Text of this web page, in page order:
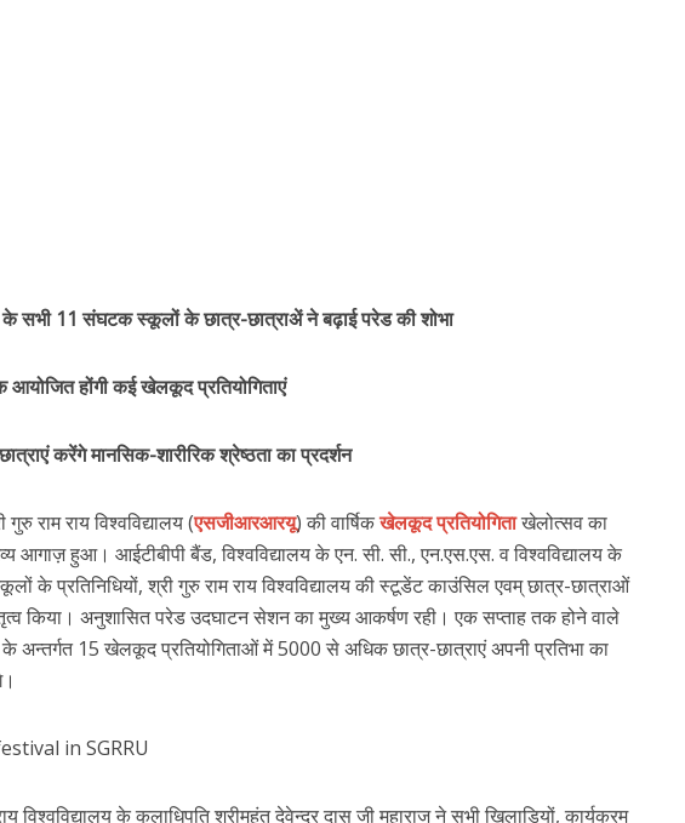
के सभी 11 संघटक स्कूलों के छात्र-छात्राअें ने बढ़ाई परेड की शोभा
आयोजित होंगी कई खेलकूद प्रतियोगिताएं
करेंगे मानसिक-शारीरिक श्रेष्ठता का प्रदर्शन
गुरु राम राय विश्वविद्यालय (एसजीआरआरयू) की वार्षिकखेलकूद प्रतियोगिताखेलोत्सव का
आगाज़ हुआ। आईटीबीपी बैंड, विश्वविद्यालय के एन. सी. सी., एन.एस.एस. व विश्वविद्यालय के
के प्रतिनिधियों, श्री गुरु राम राय विश्वविद्यालय की स्टूडेंट काउंसिल एवम् छात्र-छात्राओं
किया। अनुशासित परेड उदघाटन सेशन का मुख्य आकर्षण रही। एक सप्ताह तक होने वाले
अन्तर्गत 15 खेलकूद प्रतियोगिताओं में 5000 से अधिक छात्र-छात्राएं अपनी प्रतिभा का
विश्वविद्यालय के कुलाधिपति श्रीमहंत देवेन्द्र दास जी महाराज ने सभी खिलाड़ियों, कार्यक्रम